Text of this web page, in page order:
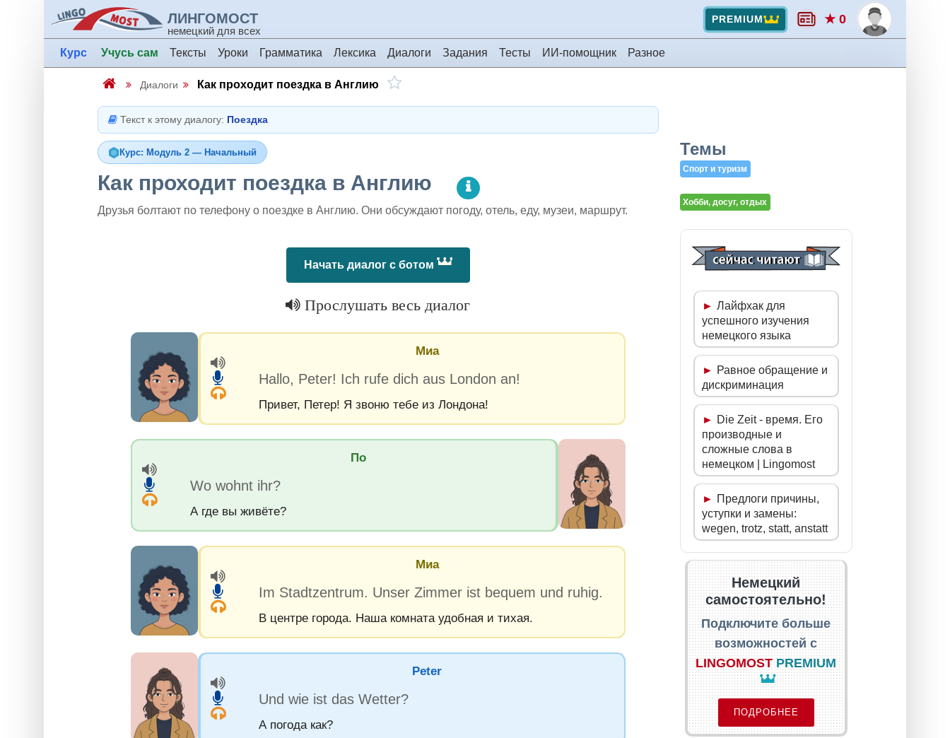
ЛИНГОМОСТ
немецкий для всех
PREMIUM ★ 0
Курс Учусь сам Тексты Уроки Грамматика Лексика Диалоги Задания Тесты ИИ-помощник Разное
Диалоги Как проходит поездка в Англию
Текст к этому диалогу: Поездка
Курс: Модуль 2 — Начальный
Как проходит поездка в Англию
Друзья болтают по телефону о поездке в Англию. Они обсуждают погоду, отель, еду, музеи, маршрут.
Начать диалог с ботом
Прослушать весь диалог
Миа
Hallo, Peter! Ich rufe dich aus London an!
Привет, Петер! Я звоню тебе из Лондона!
По
Wo wohnt ihr?
А где вы живёте?
Миа
Im Stadtzentrum. Unser Zimmer ist bequem und ruhig.
В центре города. Наша комната удобная и тихая.
Peter
Und wie ist das Wetter?
А погода как?
Темы
Спорт и туризм
Хобби, досуг, отдых
Лайфхак для
успешного изучения
немецкого языка
Равное обращение и
дискриминация
Die Zeit - время. Его
производные и
сложные слова в
немецком | Lingomost
Предлоги причины,
уступки и замены:
wegen, trotz, statt, anstatt
Немецкий
самостоятельно!
Подключите больше
возможностей с
LINGOMOST PREMIUM
ПОДРОБНЕЕ